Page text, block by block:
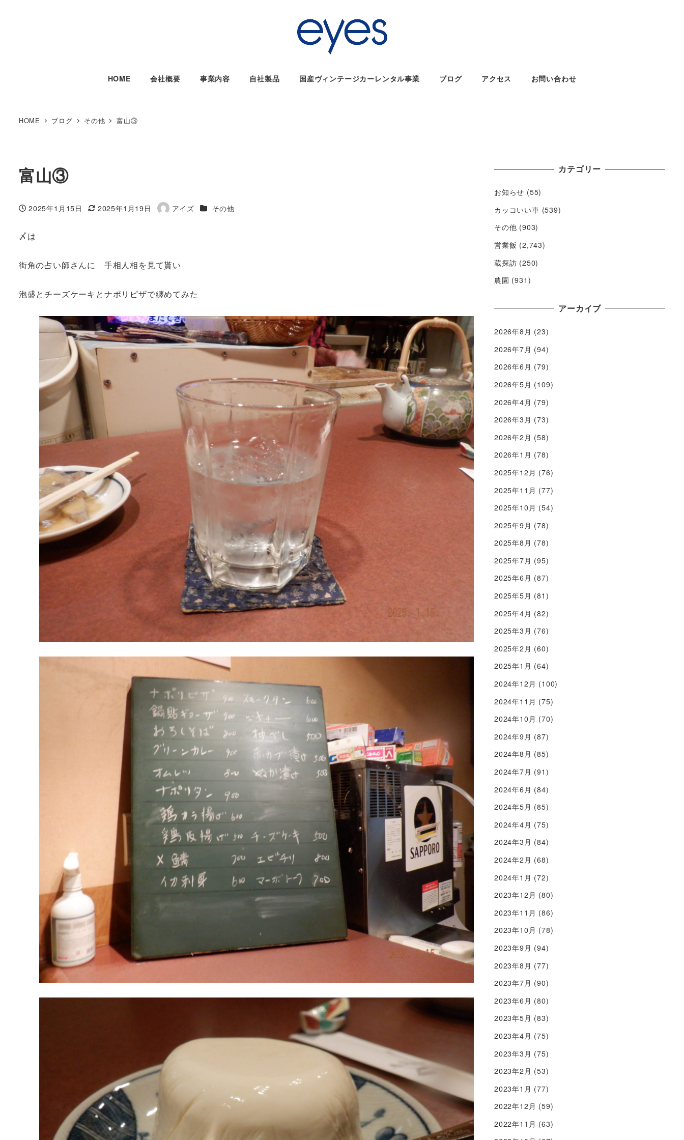
HOME 会社概要 事業内容 自社製品 国産ヴィンテージカーレンタル事業 ブログ アクセス お問い合わせ
HOME ブログ その他 富山③
富山③
投稿日
2025年1月15日
更新日
2025年1月19日
著
アイズ カテゴリー
その他
〆は
街角の占い師さんに 手相人相を見て貰い
泡盛とチーズケーキとナポリピザで纏めてみた
カテゴリー
お知らせ (55)
カッコいい車 (539)
その他 (903)
営業飯 (2,743)
蔵探訪 (250)
農園 (931)
アーカイブ
2026年8月 (23)
2026年7月 (94)
2026年6月 (79)
2026年5月 (109)
2026年4月 (79)
2026年3月 (73)
2026年2月 (58)
2026年1月 (78)
2025年12月 (76)
2025年11月 (77)
2025年10月 (54)
2025年9月 (78)
2025年8月 (78)
2025年7月 (95)
2025年6月 (87)
2025年5月 (81)
2025年4月 (82)
2025年3月 (76)
2025年2月 (60)
2025年1月 (64)
2024年12月 (100)
2024年11月 (75)
2024年10月 (70)
2024年9月 (87)
2024年8月 (85)
2024年7月 (91)
2024年6月 (84)
2024年5月 (85)
2024年4月 (75)
2024年3月 (84)
2024年2月 (68)
2024年1月 (72)
2023年12月 (80)
2023年11月 (86)
2023年10月 (78)
2023年9月 (94)
2023年8月 (77)
2023年7月 (90)
2023年6月 (80)
2023年5月 (83)
2023年4月 (75)
2023年3月 (75)
2023年2月 (53)
2023年1月 (77)
2022年12月 (59)
2022年11月 (63)